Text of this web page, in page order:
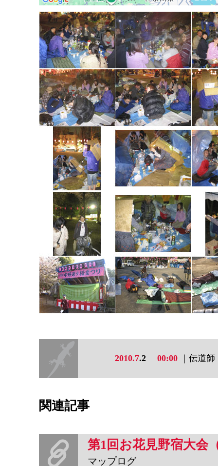
2010.7.2 00:00 ｜伝道師
関連記事
第1回お花見野宿大会
マップログ